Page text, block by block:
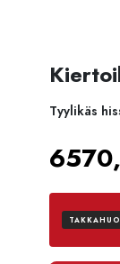
Tyylikäs